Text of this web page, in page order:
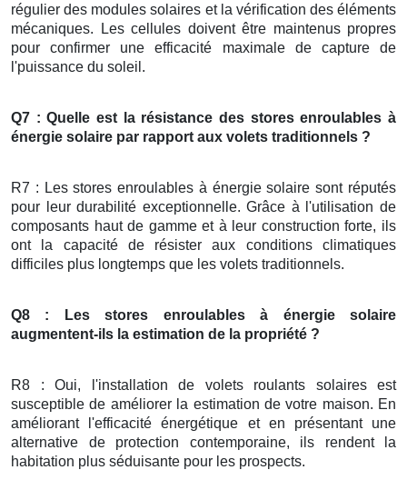
régulier des modules solaires et la vérification des éléments
mécaniques. Les cellules doivent être maintenus propres
pour confirmer une efficacité maximale de capture de
l'puissance du soleil.
Q7 : Quelle est la résistance des stores enroulables à
énergie solaire par rapport aux volets traditionnels ?
R7 : Les stores enroulables à énergie solaire sont réputés
pour leur durabilité exceptionnelle. Grâce à l'utilisation de
composants haut de gamme et à leur construction forte, ils
ont la capacité de résister aux conditions climatiques
difficiles plus longtemps que les volets traditionnels.
Q8 : Les stores enroulables à énergie solaire
augmentent-ils la estimation de la propriété ?
R8 : Oui, l'installation de volets roulants solaires est
susceptible de améliorer la estimation de votre maison. En
améliorant l'efficacité énergétique et en présentant une
alternative de protection contemporaine, ils rendent la
habitation plus séduisante pour les prospects.